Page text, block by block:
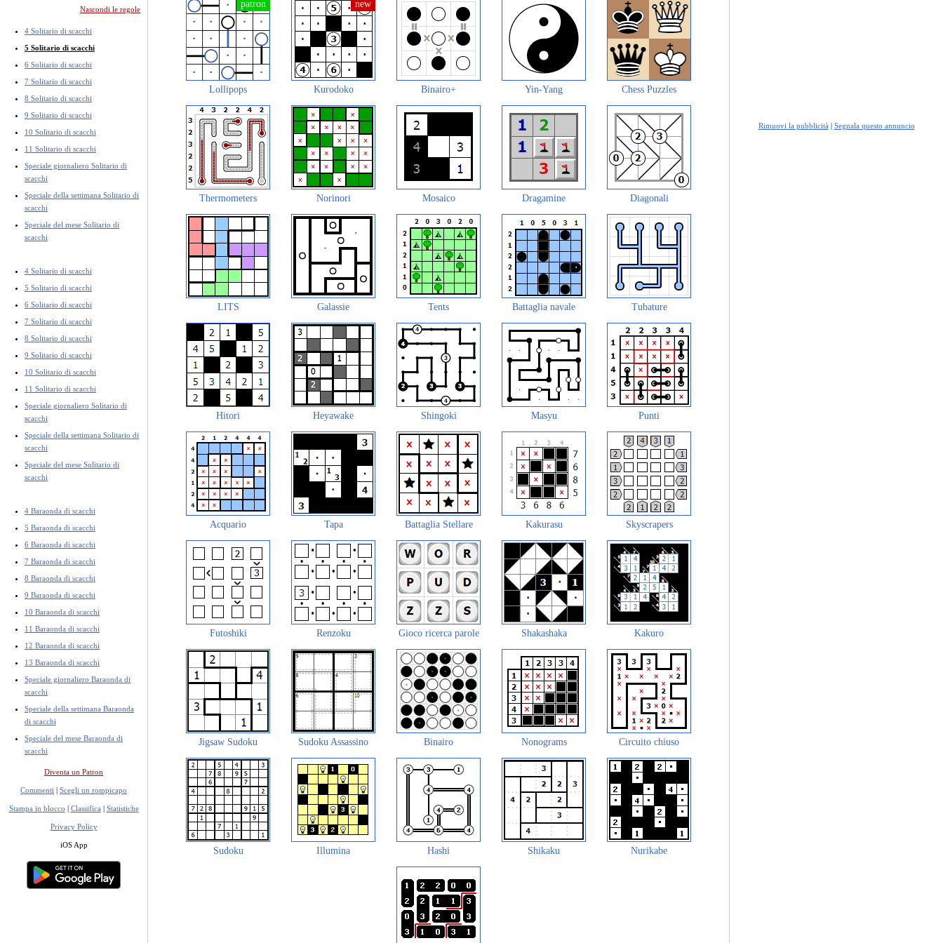
Nascondi le regole
4 Solitario di scacchi
5 Solitario di scacchi
6 Solitario di scacchi
7 Solitario di scacchi
8 Solitario di scacchi
9 Solitario di scacchi
10 Solitario di scacchi
11 Solitario di scacchi
Speciale giornaliero Solitario di
scacchi
Speciale della settimana Solitario di
scacchi
Speciale del mese Solitario di
scacchi
4 Solitario di scacchi
5 Solitario di scacchi
6 Solitario di scacchi
7 Solitario di scacchi
8 Solitario di scacchi
9 Solitario di scacchi
10 Solitario di scacchi
11 Solitario di scacchi
Speciale giornaliero Solitario di
scacchi
Speciale della settimana Solitario di
scacchi
Speciale del mese Solitario di
scacchi
4 Baraonda di scacchi
5 Baraonda di scacchi
6 Baraonda di scacchi
7 Baraonda di scacchi
8 Baraonda di scacchi
9 Baraonda di scacchi
10 Baraonda di scacchi
11 Baraonda di scacchi
12 Baraonda di scacchi
13 Baraonda di scacchi
Speciale giornaliero Baraonda di
scacchi
Speciale della settimana Baraonda
di scacchi
Speciale del mese Baraonda di
scacchi
Diventa un Patron
Commenti | Scegli un rompicapo
Stampa in blocco | Classifica | Statistiche
Privacy Policy
iOS App
Lollipops Kurodoko Binairo+ Yin-Yang Chess Puzzles
Thermometers Norinori Mosaico Dragamine Diagonali
LITS Galassie Tents Battaglia navale Tubature
Hitori Heyawake Shingoki Masyu Punti
Acquario Tapa Battaglia Stellare Kakurasu Skyscrapers
Futoshiki Renzoku Gioco ricerca parole Shakashaka Kakuro
Jigsaw Sudoku Sudoku Assassino Binairo Nonograms Circuito chiuso
Sudoku Illumina Hashi Shikaku Nurikabe
Rimuovi la pubblicità | Segnala questo annuncio